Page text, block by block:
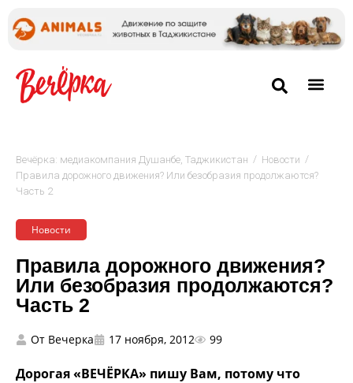
Вечёрка: медиакомпания Душанбе, Таджикистан / Новости /
Правила дорожного движения? Или безобразия продолжаются?
Часть 2
Новости
Правила дорожного движения?
Или безобразия продолжаются?
Часть 2
От Вечерка 17 ноября, 2012 99
Дорогая «ВЕЧЁРКА» пишу Вам, потому что